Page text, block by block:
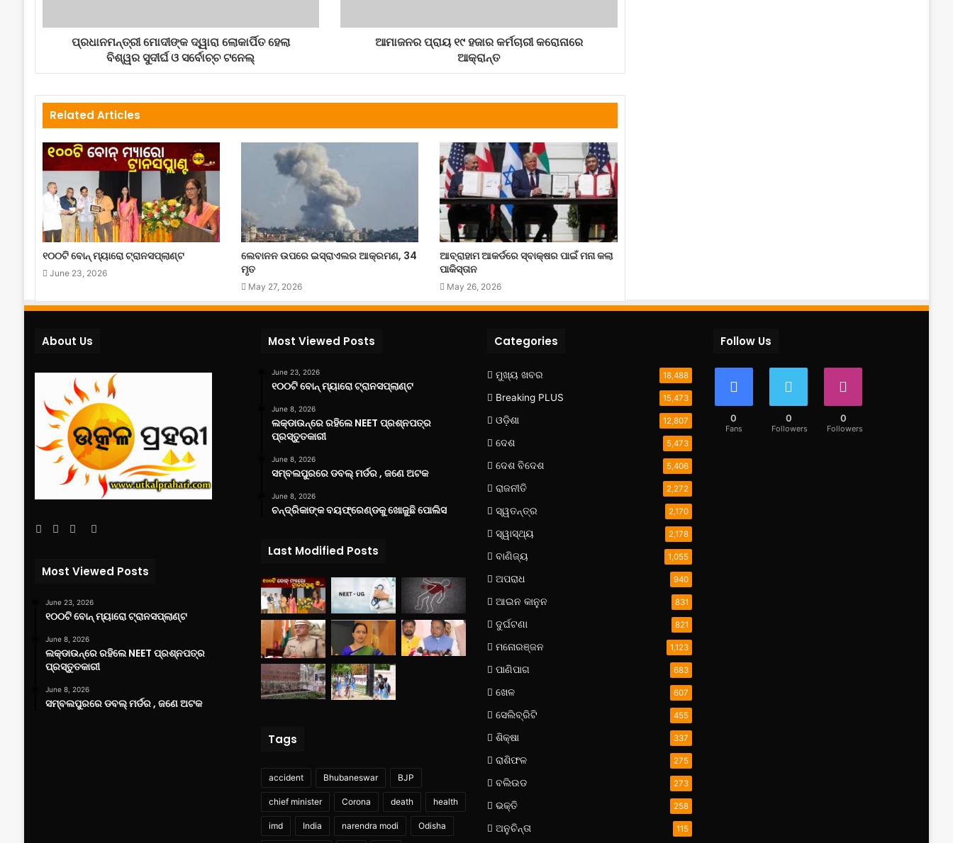
ପ୍ରଧାନମନ୍ତ୍ରୀ ମୋଦୀଙ୍କ ଦ୍ୱାରା ଲୋକାର୍ପିତ ହେଲା
ବିଶ୍ୱର ସୁଦୀର୍ଘ ଓ ସର୍ବୋଚ୍ଚ ଟନେଲ୍‍
ଆମାଜନର ପ୍ରାୟ ୧୯ ହଜାର କର୍ମଚାରୀ କରୋନାରେ
ଆକ୍ରାନ୍ତ
Related Articles
୧୦୦ଟି ବୋନ୍ ମ୍ୟାରୋ ଟ୍ରାନସପ୍ଲାଣ୍ଟ
June 23, 2026
ଲେବାନନ ଉପରେ ଇସ୍ରାଏଲର ଆକ୍ରମଣ, 34
ମୃତ
May 27, 2026
ଆବ୍ରାହାମ ଆକର୍ଡରେ ସ୍ବାକ୍ଷର ପାଇଁ ମନା କଲା
ପାକିସ୍ତାନ
May 26, 2026
About Us
Facebook
TwitterYouTube
Most Viewed Posts
June 23, 2026
୧୦୦ଟି ବୋନ୍ ମ୍ୟାରୋ ଟ୍ରାନସପ୍ଲାଣ୍ଟ
June 8, 2026
ଲକ୍‌ଡାଉନ୍‌ରେ ରହିଲେ NEET ପ୍ରଶ୍ନପତ୍ର
ପ୍ରସ୍ତୁତକାରୀ
June 8, 2026
ସମ୍ବଲପୁରରେ ଡବଲ୍ ମର୍ଡର , ଜଣେ ଅଟକ
Most Viewed Posts
June 23, 2026
୧୦୦ଟି ବୋନ୍ ମ୍ୟାରୋ ଟ୍ରାନସପ୍ଲାଣ୍ଟ
June 8, 2026
ଲକ୍‌ଡାଉନ୍‌ରେ ରହିଲେ NEET ପ୍ରଶ୍ନପତ୍ର
ପ୍ରସ୍ତୁତକାରୀ
June 8, 2026
ସମ୍ବଲପୁରରେ ଡବଲ୍ ମର୍ଡର , ଜଣେ ଅଟକ
June 8, 2026
ଚନ୍ଦ୍ରିକାଙ୍କ ବୟଫ୍ରେଣ୍ଡକୁ ଖୋଜୁଛି ପୋଲିସ
Last Modified Posts
Tags
accident Bhubaneswar BJP
chief minister Corona death health
imd India narendra modi Odisha
Categories
ମୁଖ୍ୟ ଖବର 18,488
Breaking PLUS 15,473
ଓଡ଼ିଶା 12,807
ଦେଶ 5,473
ଦେଶ ବିଦେଶ 5,406
ରାଜନୀତି 2,272
ସ୍ୱତନ୍ତ୍ର 2,170
ସ୍ୱାସ୍ଥ୍ୟ 2,178
ବାଣିଜ୍ୟ 1,055
ଅପରାଧ 940
ଆଇନ କାନୁନ 831
ଦୁର୍ଘଟଣା 821
ମନୋରଞ୍ଜନ 1,123
ପାଣିପାଗ 683
ଖେଳ 607
ସେଲିବ୍ରିଟି 455
ଶିକ୍ଷା 337
ରାଶିଫଳ 275
ବଲିଉଡ 273
ଭକ୍ତି 258
ଅନୁଚିନ୍ତା 115
Follow Us
0
Fans
0
Followers
0
Followers